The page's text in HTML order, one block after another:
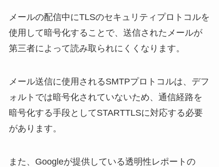
メールの配信中にTLSのセキュリティプロトコルを
使用して暗号化することで、送信されたメールが
第三者によって読み取られにくくなります。
メール送信に使用されるSMTPプロトコルは、デフ
ォルトでは暗号化されていないため、通信経路を
暗号化する手段としてSTARTTLSに対応する必要
があります。
また、Googleが提供している透明性レポートの